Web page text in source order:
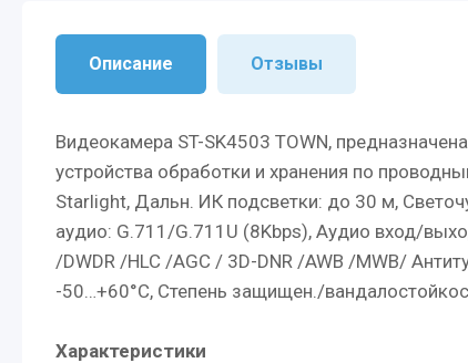
Описание Отзывы
Видеокамера ST-SK4503 TOWN,
устройства обработки и хранения по
Starlight, Дальн. ИК подсветки: до 30 м,
аудио: G.711/G.711U (8Kbps), Аудио вход/
/DWDR /HLC /AGC / 3D-DNR /AWB /MWB/
-50…+60°С, Степень защищен./
Характеристики